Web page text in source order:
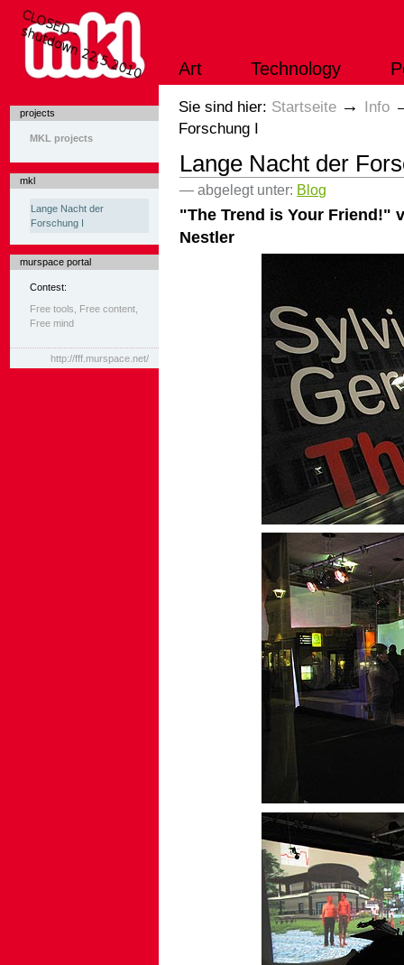
Inhalt
Art Technology
projects
MKL projects
mkl
Lange Nacht der
Forschung I
murspace portal
Contest:
Free tools, Free content,
Free mind
http://fff.murspace.net/
Sie sind hier: Startseite → Info
Forschung I
Lange Nacht der
— abgelegt unter: Blog
"The Trend is Your Friend!"
Nestler